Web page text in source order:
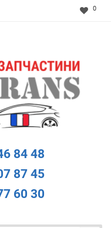
0
84 48
87 45
60 30